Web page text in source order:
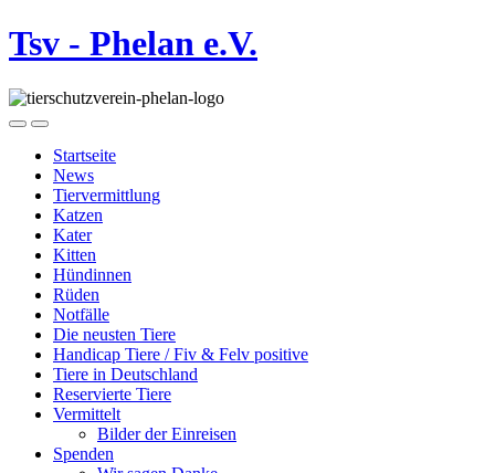
Tsv - Phelan e.V.
Startseite
News
Tiervermittlung
Katzen
Kater
Kitten
Hündinnen
Rüden
Notfälle
Die neusten Tiere
Handicap Tiere / Fiv & Felv positive
Tiere in Deutschland
Reservierte Tiere
Vermittelt
Bilder der Einreisen
Spenden